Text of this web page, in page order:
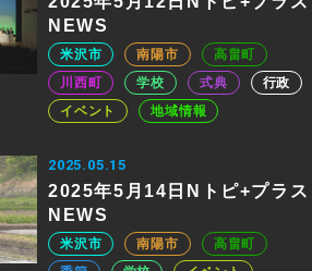
NEWS
米沢市 南陽市
高畠町
川西町
学校 式典
行政
イベント
地域情報
2025.05.15
2025年5月14日Nトピ+プラス
NEWS
米沢市 南陽市
高畠町